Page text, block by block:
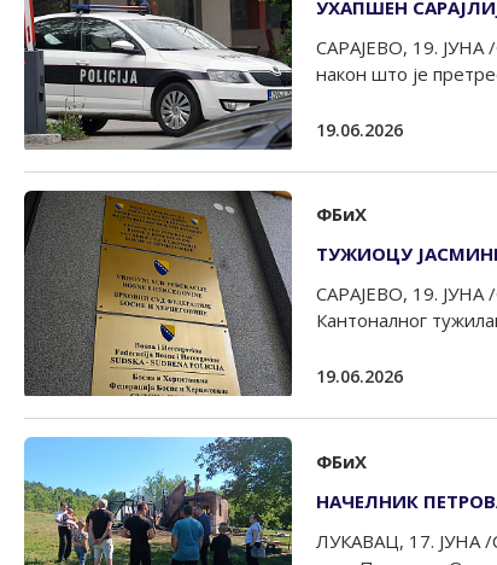
УХАПШЕН
САРАЈЕВО, 19. ЈУНА /
након што је
19.06.2026
ФБиХ
ТУЖИОЦУ
САРАЈЕВО, 19. ЈУНА
Кантоналног
19.06.2026
ФБиХ
НАЧЕЛНИК
ЛУКАВАЦ, 17. ЈУНА /